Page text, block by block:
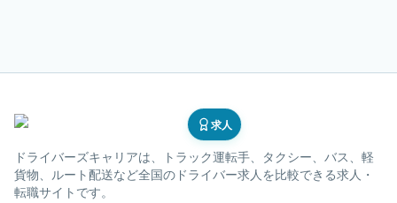
求人
ドライバーズキャリアは、トラック運転手、タクシー、バス、軽
貨物、ルート配送など全国のドライバー求人を比較できる求人・
転職サイトです。